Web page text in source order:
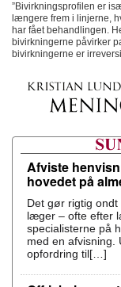
”Bivirkningsprofilen er
længere frem i linjerne,
har fået behandlingen.
bivirkningerne påvirker
bivirkningerne er
Afviste
hovedet på
Det gør rigtig
læger – ofte efter
specialisterne på
med en afvisning.
opfordring til[…]